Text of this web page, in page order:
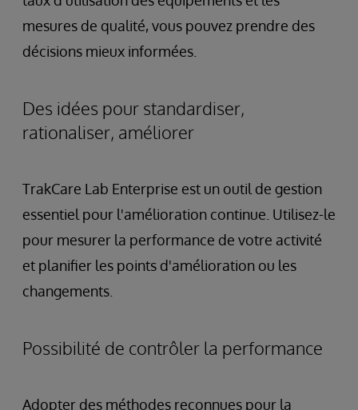
mesures de qualité, vous pouvez prendre des
décisions mieux informées.
Des idées pour standardiser,
rationaliser, améliorer
TrakCare Lab Enterprise est un outil de gestion
essentiel pour l'amélioration continue. Utilisez-le
pour mesurer la performance de votre activité
et planifier les points d'amélioration ou les
changements.
Possibilité de contrôler la performance
Adopter des méthodes reconnues pour la